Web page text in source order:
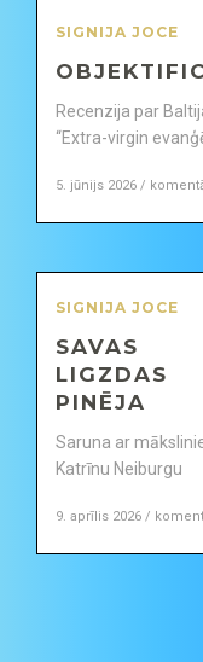
SIGNIJA JOCE
Recenzija par
“Extra-virgin
5. jūnijs 2026 /
SIGNIJA JOCE
SAVAS
LIGZDAS
PINĒJA
Saruna ar
Katrīnu Neiburgu
9. aprīlis 2026 /